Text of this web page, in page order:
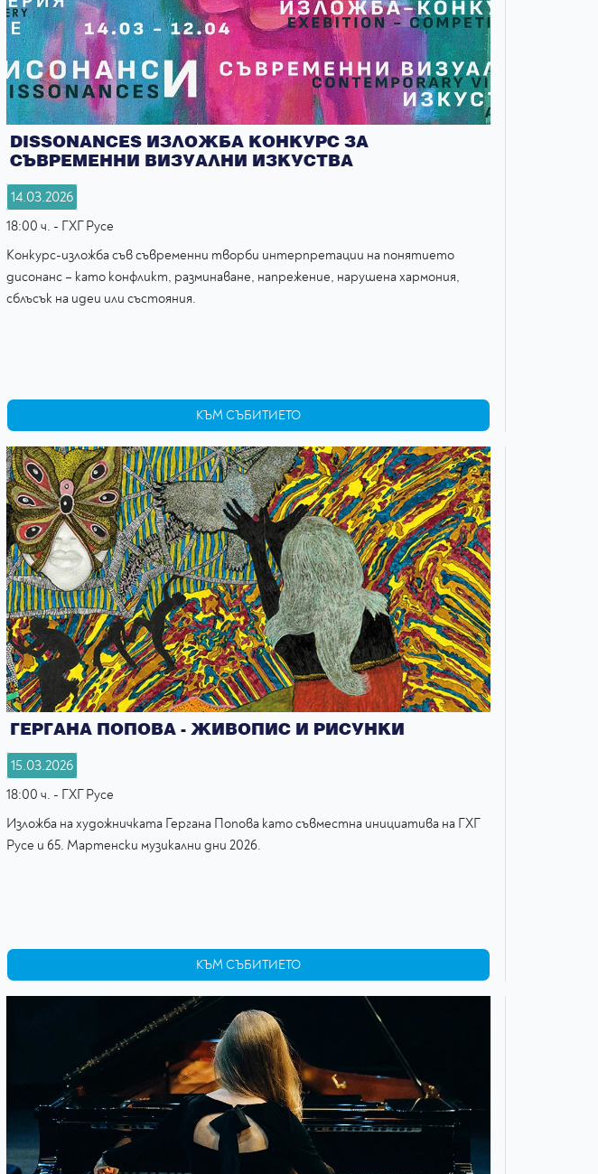
DISSONANCES ИЗЛОЖБА КОНКУРС ЗА
СЪВРЕМЕННИ ВИЗУАЛНИ ИЗКУСТВА
14.03.2026
18:00 ч. - ГХГ Русе
Конкурс-изложба съв съвременни творби интерпретации на понятието
дисонанс – като конфликт, разминаване, напрежение, нарушена хармония,
сблъсък на идеи или състояния.
КЪМ СЪБИТИЕТО
ГЕРГАНА ПОПОВА - ЖИВОПИС И РИСУНКИ
15.03.2026
18:00 ч. - ГХГ Русе
Изложба на художничката Гергана Попова като съвместна инициатива на ГХГ
Русе и 65. Мартенски музикални дни 2026.
КЪМ СЪБИТИЕТО